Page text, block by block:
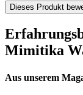
Dieses Produkt
Mimitika
Aus unserem